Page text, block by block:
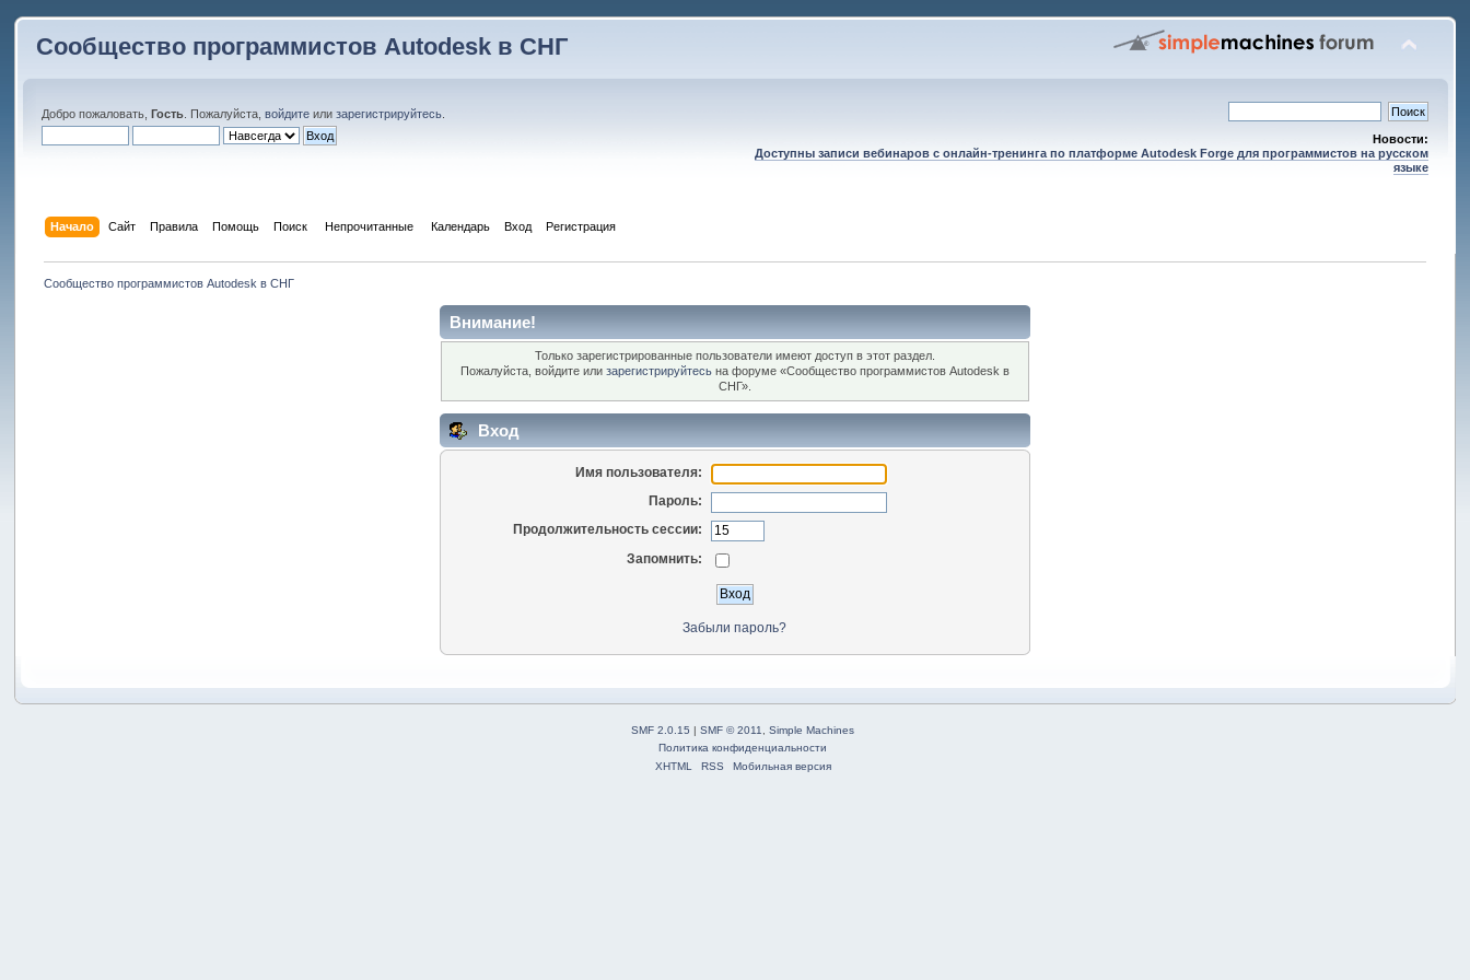
Сообщество программистов Autodesk в СНГ
Добро пожаловать,Гость . Пожалуйста,войдите илизарегистрируйтесь
Новости:
Доступны записи вебинаров с онлайн-тренинга по платформе Autodesk Forge для программистов на русском
языке
Начало Сайт Правила Помощь Поиск Непрочитанные Календарь Вход Регистрация
Сообщество программистов Autodesk в СНГ
Внимание!
Только зарегистрированные пользователи имеют доступ в этот раздел.
Пожалуйста, войдите или зарегистрируйтесьна форуме «Сообщество программистов Autodesk в
СНГ».
Вход
Имя пользователя:
Пароль:
Продолжительность сессии:
Запомнить:
Забыли пароль?
SMF 2.0.15 |SMF © 2011 ,Simple Machines
Политика конфиденциальности
XHTML
RSS Мобильная версия